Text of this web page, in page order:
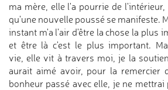
ma mère, elle l'a pourrie de
qu'une nouvelle poussé se manifeste.
instant m'a l'air d'être la chose la plus
et être là c'est le plus important.
vie, elle vit à travers moi, je la
aurait aimé avoir, pour la remercier
bonheur passé avec elle, je ne